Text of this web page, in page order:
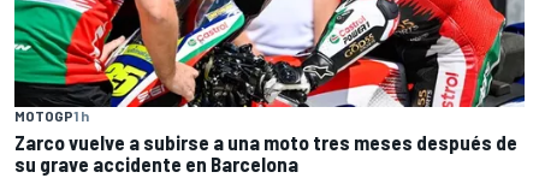
MOTOGP1 h
Zarco vuelve a subirse a una moto tres meses después de
su grave accidente en Barcelona